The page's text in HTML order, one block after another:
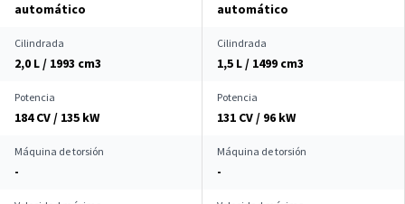
automático automático
Cilindrada
2,0 L / 1993 cm3
Cilindrada
1,5 L / 1499 cm3
Potencia
184 CV / 135 kW
Potencia
131 CV / 96 kW
Máquina de torsión
-
Máquina de torsión
-